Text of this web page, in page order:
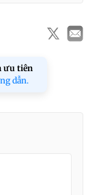
ưu tiên
dẫn.